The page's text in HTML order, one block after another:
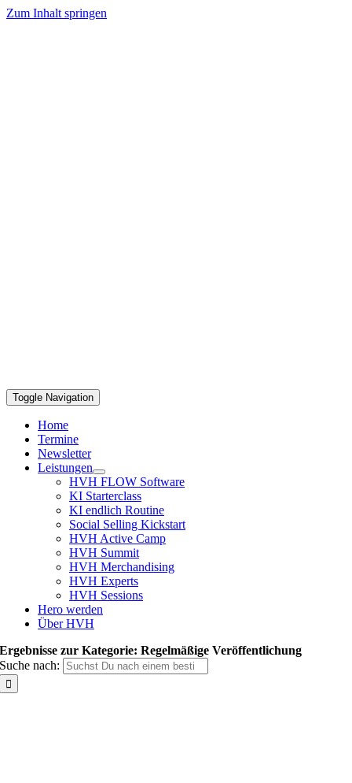
Zum Inhalt springen
Toggle Navigation
Home
Termine
Newsletter
Leistungen
HVH FLOW Software
KI Starterclass
KI endlich Routine
Social Selling Kickstart
HVH Active Camp
HVH Summit
HVH Merchandising
HVH Experts
HVH Sessions
Hero werden
Über HVH
Ergebnisse zur Kategorie: Regelmäßige Veröffentlichung
Suche nach: